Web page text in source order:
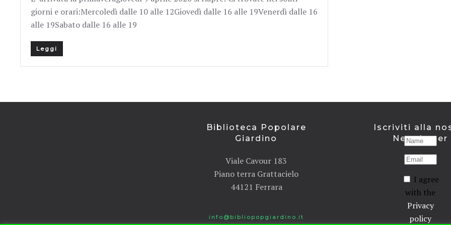
giorni e orari:Mercoledì dalle 10 alle 12Giovedì dalle 16 alle 19Venerdì dalle 16
alle 19Sabato dalle 16 alle 19
Leggi
Biblioteca Popolare
Giardino
Viale Cavour 183
Piano terra Grattacielo
44121 Ferrara
info@bibliopopgiardino.it
Iscriviti alla
Newsletter
I agree
with the
Privacy
policy